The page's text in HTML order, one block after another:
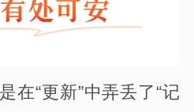
在“更新”中弄丢了“记